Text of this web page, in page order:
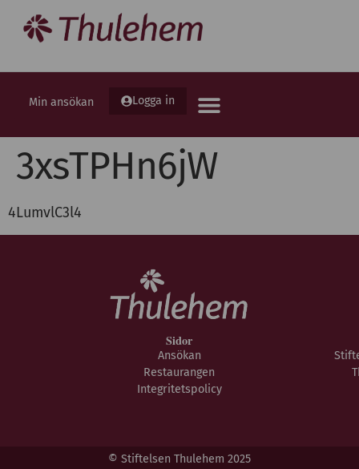
Min ansökan Logga in
3xsTPHn6jW
4LumvlC3l4
Sidor
Ansökan
Restaurangen
Integritetspolicy
© Stiftelsen Thulehem 2025